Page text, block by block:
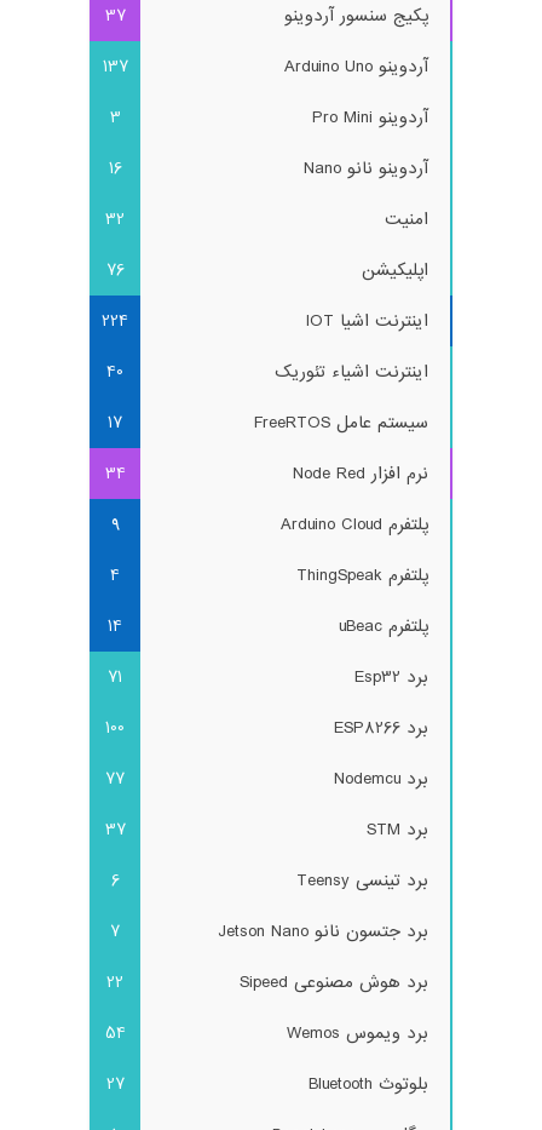
پکیج سنسور آردوینو
37
آردوینو Arduino Uno
137
آردوینو Pro Mini
3
آردوینو نانو Nano
16
امنیت
32
اپلیکیشن
76
اینترنت اشیا IOT
224
اینترنت اشیاء تئوریک
40
سیستم عامل FreeRTOS
17
نرم افزار Node Red
34
پلتفرم Arduino Cloud
9
پلتفرم ThingSpeak
4
پلتفرم uBeac
14
برد Esp32
71
برد ESP8266
100
برد Nodemcu
77
برد STM
37
برد تینسی Teensy
6
برد جتسون نانو Jetson Nano
7
برد هوش مصنوعی Sipeed
22
برد ویموس Wemos
54
بلوتوث Bluetooth
27